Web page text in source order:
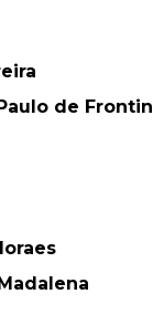
de Frontin